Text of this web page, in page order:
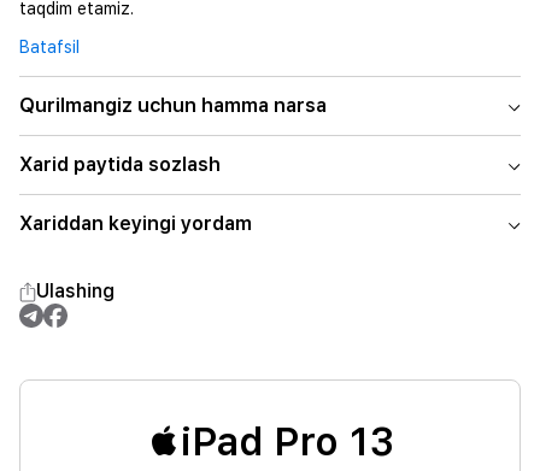
taqdim etamiz.
Batafsil
Qurilmangiz uchun hamma narsa
Xarid paytida sozlash
Xariddan keyingi yordam
Ulashing
iPad Pro 13